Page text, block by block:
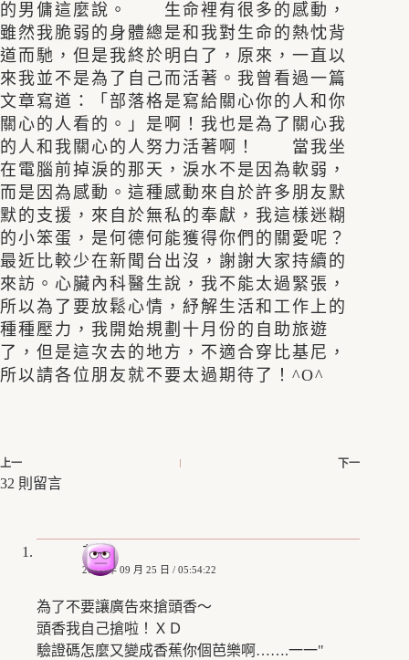
的男傭這麼說。 生命裡有很多的感動，
雖然我脆弱的身體總是和我對生命的熱忱背
道而馳，但是我終於明白了，原來，一直以
來我並不是為了自己而活著。我曾看過一篇
文章寫道：「部落格是寫給關心你的人和你
關心的人看的。」是啊！我也是為了關心我
的人和我關心的人努力活著啊！ 當我坐
在電腦前掉淚的那天，淚水不是因為軟弱，
而是因為感動。這種感動來自於許多朋友默
默的支援，來自於無私的奉獻，我這樣迷糊
的小笨蛋，是何德何能獲得你們的關愛呢？
最近比較少在新聞台出沒，謝謝大家持續的
來訪。心臟內科醫生說，我不能太過緊張，
所以為了要放鬆心情，紓解生活和工作上的
種種壓力，我開始規劃十月份的自助旅遊
了，但是這次去的地方，不適合穿比基尼，
所以請各位朋友就不要太過期待了！^O^
上一 下一
32 則留言
艾姬
2008 年 09 月 25 日 / 05:54:22
為了不要讓廣告來搶頭香～
頭香我自己搶啦！ＸＤ
驗證碼怎麼又變成香蕉你個芭樂啊…….一一"